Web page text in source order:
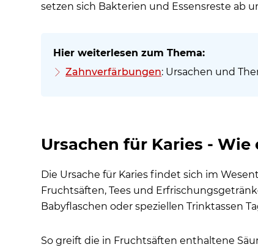
Die bleibenden Zähne zahnärztlich
Können befallene Zähne im
setzen sich Bakterien und Essensreste ab
Zahnverfärbungen: Ursachen und
Ursachen für Karies -
Die Ursache für Karies findet sich im
Fruchtsäften, Tees und
Babyflaschen oder speziellen Trinktassen
So greift die in Fruchtsäften enthaltene